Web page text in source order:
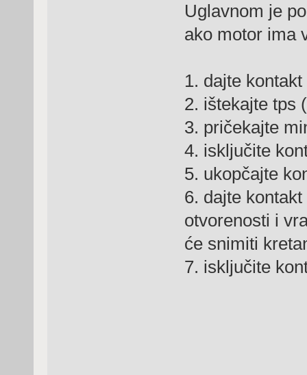
Uglavnom je
ako motor ima
1. dajte kontakt
2. ištekajte tps
3. pričekajte
4. isključite
5. ukopčajte
6. dajte
otvorenosti i
će snimiti
7. isključite